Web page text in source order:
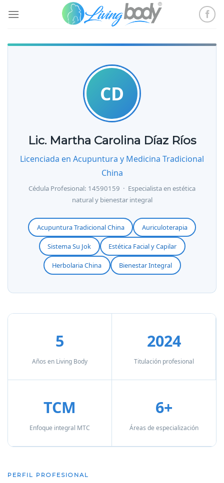
CD
Lic. Martha Carolina Díaz Ríos
Licenciada en Acupuntura y Medicina Tradicional
China
Cédula Profesional: 14590159 · Especialista en estética
natural y bienestar integral
Acupuntura Tradicional China Auriculoterapia
Sistema Su Jok Estética Facial y Capilar
Herbolaria China Bienestar Integral
5
Años en Living Body
2024
Titulación profesional
TCM
Enfoque integral MTC
6+
Áreas de especialización
PERFIL PROFESIONAL